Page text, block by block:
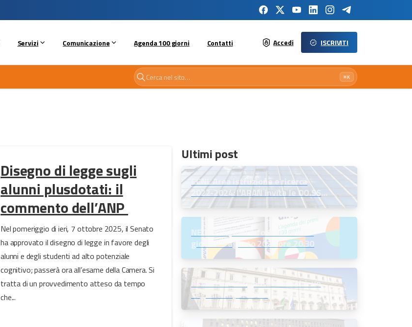
Servizi Comunicazione Agenda 100 giorni Contatti Accedi ISCRIVITI
⌘K
Disegno di legge sugli
alunni plusdotati: il
commento dell’ANP
Nel pomeriggio di ieri, 7 ottobre 2025, il Senato
ha approvato il disegno di legge in favore degli
alunni e degli studenti ad alto potenziale
cognitivo; passerà ora all’esame della Camera. Si
tratta di un provvedimento atteso da tempo
che...
Ultimi post
CCNL Area istruzione e ricerca
2022-2024: l’ARAN invita le OO.SS.
alla firma definitiva
NEODS26 | Call informativa ANP
giovedì 6 agosto 2026 ore 20.30
Assunzioni dirigenti scolastici: un
segnale importante